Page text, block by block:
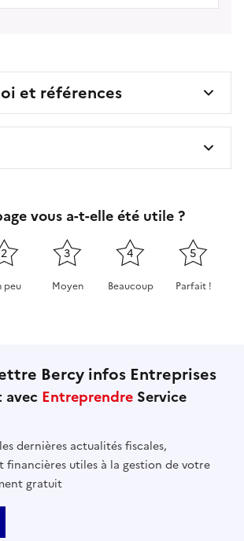
et références
vous a-t-elle été utile ?
2
peu
3
Moyen
4
Beaucoup
5
Parfait !
Bercy infos Entreprises
avec Entreprendre Service
dernières actualités fiscales,
financières utiles à la gestion de votre
gratuit